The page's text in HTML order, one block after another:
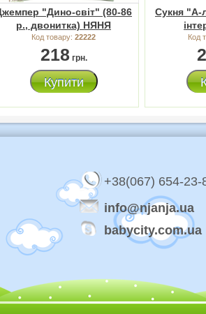
"Дино-світ" (80-86
р., двонитка) НЯНЯ
Код товару: 22222
218 грн.
Купити
Сукня "А-
Код
+38(067) 654-23-
info@njanja.ua
babycity.com.ua